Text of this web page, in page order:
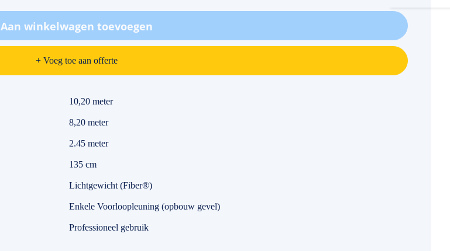
Aan winkelwagen toevoegen
+ Voeg toe aan offerte
10,20 meter
8,20 meter
2.45 meter
135 cm
Lichtgewicht (Fiber®)
Enkele Voorloopleuning (opbouw gevel)
Professioneel gebruik